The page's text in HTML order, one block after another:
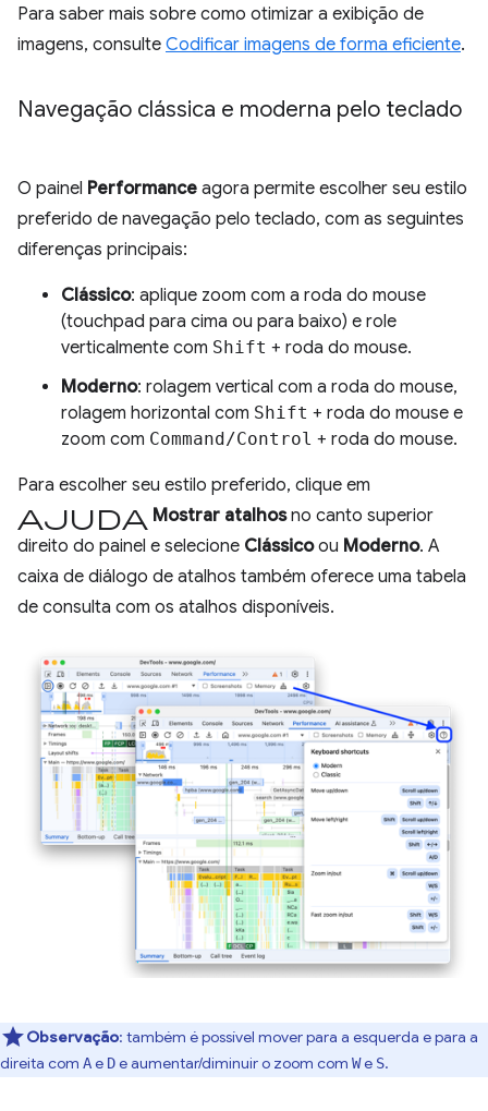
Para saber mais sobre como otimizar a exibição de
imagens, consulte Codificar imagens de forma eficiente.
Navegação clássica e moderna pelo teclado
O painel Performance agora permite escolher seu estilo
preferido de navegação pelo teclado, com as seguintes
diferenças principais:
Clássico: aplique zoom com a roda do mouse
(touchpad para cima ou para baixo) e role
verticalmente com Shift + roda do mouse.
Moderno: rolagem vertical com a roda do mouse,
rolagem horizontal com Shift + roda do mouse e
zoom com Command/Control + roda do mouse.
Para escolher seu estilo preferido, clique em
Ajuda Mostrar atalhosno canto superior
direito do painel e selecione Clássicoou Moderno. A
caixa de diálogo de atalhos também oferece uma tabela
de consulta com os atalhos disponíveis.
Observação: também é possível mover para a esquerda e para a
direita com Ae De aumentar/diminuir o zoom com We S.